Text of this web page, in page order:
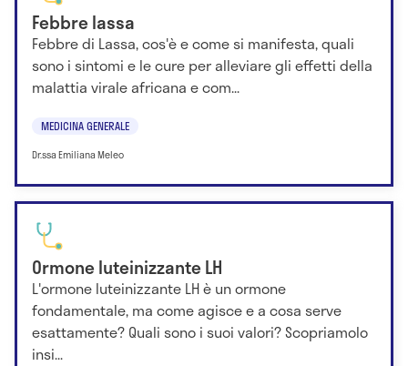
Febbre lassa
Febbre di Lassa, cos'è e come si manifesta, quali
sono i sintomi e le cure per alleviare gli effetti della
malattia virale africana e com...
MEDICINA GENERALE
Dr.ssa Emiliana Meleo
Ormone luteinizzante LH
L'ormone luteinizzante LH è un ormone
fondamentale, ma come agisce e a cosa serve
esattamente? Quali sono i suoi valori? Scopriamolo
insi...